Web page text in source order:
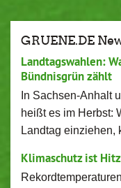
GRUENE.DE
Landtagswahlen:
Bündnisgrün zählt
In Sachsen-Anhalt
heißt es im Herbst:
Landtag einziehen,
Klimaschutz ist